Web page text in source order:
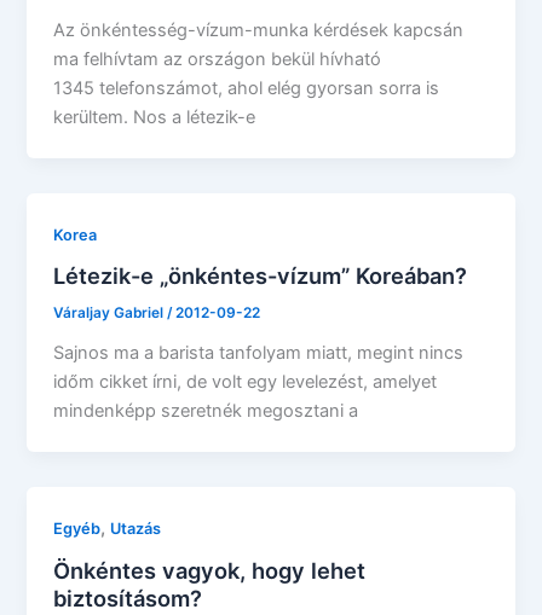
Az önkéntesség-vízum-munka kérdések kapcsán
ma felhívtam az országon bekül hívható
1345 telefonszámot, ahol elég gyorsan sorra is
kerültem. Nos a létezik-e
Korea
Létezik-e „önkéntes-vízum” Koreában?
Váraljay Gabriel/2012-09-22
Sajnos ma a barista tanfolyam miatt, megint nincs
időm cikket írni, de volt egy levelezést, amelyet
mindenképp szeretnék megosztani a
Egyéb, Utazás
Önkéntes vagyok, hogy lehet
biztosításom?